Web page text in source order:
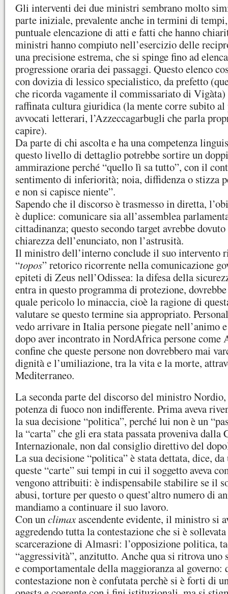
Gli interventi dei due ministri sembrano molto
parte iniziale, prevalente anche in termini di
puntuale elencazione di atti e fatti che hanno
ministri hanno compiuto nell’esercizio delle
una precisione estrema, che si spinge fino ad
progressione oraria dei passaggi. Questo elenco
con dovizia di lessico specialistico, da prefetto
che ricorda vagamente il commissariato di
raffinata cultura giuridica (la mente corre subito
avvocati letterari, l’Azzeccagarbugli che parla
capire).
Da parte di chi ascolta e ha una competenza
questo livello di dettaglio potrebbe sortire un
ammirazione perché “quello lì sa tutto”, con il
sentimento di inferiorità; noia, diffidenza o stizza
e non si capisce niente”.
Sapendo che il discorso è trasmesso in diretta,
è duplice: comunicare sia all’assemblea
cittadinanza; questo secondo target avrebbe
chiarezza dell’enunciato, non l’astrusità.
Il ministro dell’interno conclude il suo intervento
“topos” retorico ricorrente nella comunicazione
epiteti di Zeus nell’Odissea: la difesa della
entra in questo programma di protezione,
quale pericolo lo minaccia, cioè la ragione di
valutare se questo termine sia appropriato.
vedo arrivare in Italia persone piegate nell’animo
dopo aver incontrato in NordAfrica persone come
confine che queste persone non dovrebbero mai
dignità e l’umiliazione, tra la vita e la morte,
Mediterraneo.
La seconda parte del discorso del ministro Nordio,
potenza di fuoco non indifferente. Prima aveva
la sua decisione “politica”, perché lui non è un
la “carta” che gli era stata passata proveniva dalla
Internazionale, non dal consiglio direttivo del
La sua decisione “politica” è stata dettata, dice,
queste “carte” sui tempi in cui il soggetto aveva
vengono attribuiti: è indispensabile stabilire se il
abusi, torture per questo o quest’altro numero di
mandiamo a continuare il suo lavoro.
Con unclimaxascendente evidente, il ministro si
aggredendo tutta la contestazione che si è
scarcerazione di Almasri: l’opposizione politica,
“aggressività”, anzitutto. Anche qua si ritrova
e comportamentale della maggioranza al governo:
contestazione non è confutata perchè si è forti di